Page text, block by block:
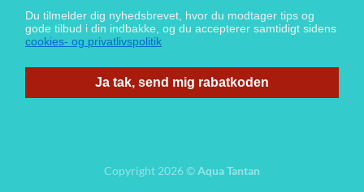
Du tilmelder dig nyhedsbrevet, hvor du modtager tips og
gode tilbud i din indbakke, og du accepterer samtidigt sidens
cookies- og privatlivspolitik
Ja tak, send mig rabatkoden
Copyright 2026 ©Aqua Tantan